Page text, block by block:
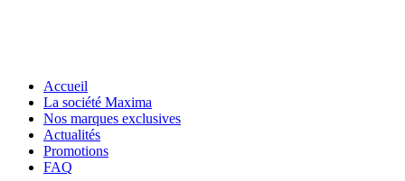
Accueil
La société Maxima
Nos marques exclusives
Actualités
Promotions
FAQ